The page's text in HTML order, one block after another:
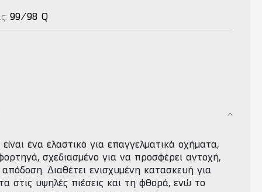
99/98 Q
είναι ένα ελαστικό για επαγγελματικά οχήματα,
σχεδιασμένο για να προσφέρει αντοχή,
Διαθέτει ενισχυμένη κατασκευή για
στις υψηλές πιέσεις και τη φθορά, ενώ το